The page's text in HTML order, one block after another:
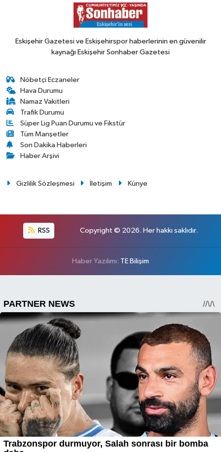
Eskişehir Gazetesi ve Eskişehirspor haberlerinin en güvenilir
kaynağı Eskişehir Sonhaber Gazetesi
Nöbetçi Eczaneler
Hava Durumu
Namaz Vakitleri
Trafik Durumu
Süper Lig Puan Durumu ve Fikstür
Tüm Manşetler
Son Dakika Haberleri
Haber Arşivi
Gizlilik Sözleşmesi İletişim Künye
RSS Copyright © 2026. Her hakkı saklıdır.
Haber Yazılımı: TE Bilişim